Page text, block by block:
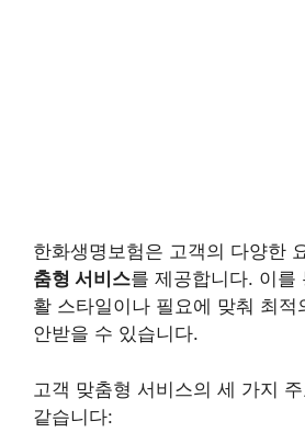
한화생명보험은 고객의 다양한
춤형 서비스를 제공합니다. 이를
활 스타일이나 필요에 맞춰 최적
안받을 수 있습니다.
고객 맞춤형 서비스의 세 가지
같습니다: